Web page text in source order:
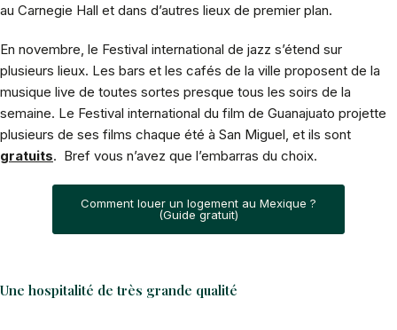
au Carnegie Hall et dans d’autres lieux de premier plan.
En novembre, le Festival international de jazz s’étend sur
plusieurs lieux. Les bars et les cafés de la ville proposent de la
musique live de toutes sortes presque tous les soirs de la
semaine. Le Festival international du film de Guanajuato projette
plusieurs de ses films chaque été à San Miguel, et ils sont
gratuits. Bref vous n’avez que l’embarras du choix.
Comment louer un logement au Mexique ?
(Guide gratuit)
Une hospitalité de très grande qualité